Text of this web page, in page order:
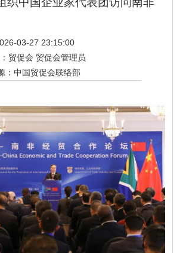
03-27 23:15:00
贸促会 贸促会管理员
： 中国贸促会联络部